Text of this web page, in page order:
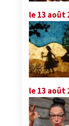
le 13 août
le 13 août